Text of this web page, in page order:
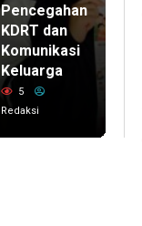
Pencegahan
KDRT dan
Komunikasi
Keluarga
5
Redaksi